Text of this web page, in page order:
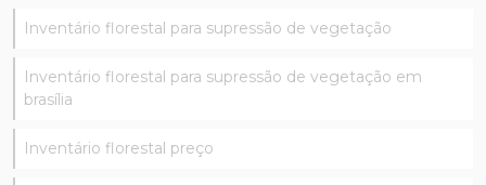
Inventário florestal para supressão de vegetação
Inventário florestal para supressão de vegetação em
brasília
Inventário florestal preço